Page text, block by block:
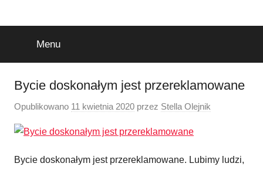
do
Menu
Bycie doskonałym jest przereklamowane
Opublikowano 11 kwietnia 2020 przez Stella Olejnik
Bycie doskonałym jest przereklamowane. Lubimy ludzi,